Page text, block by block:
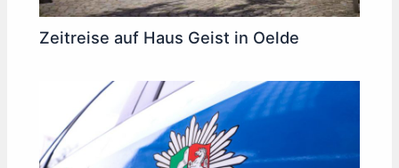
Zeitreise auf Haus Geist in Oelde